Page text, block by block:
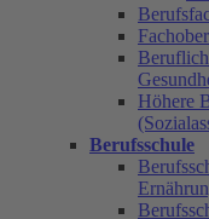
Höhere
Berufsschule